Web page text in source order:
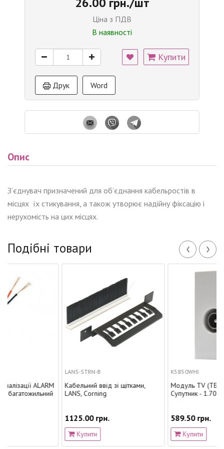
Ціна з ПДВ
В наявності
Купити
Друк Word
Опис
З’єднувач призначений для об’єднання кабельростів в
місцях їх стикування, а також утворює надійну фіксацію і
нерухомість на цих місцях.
Подібні товари ‹ ›
ALARM
LANS-STRN-B
Кабельний ввід зі щітками,
LANS, Corning
1125.00 грн.
Купити
K5850WHI
Модуль TV (ТБ - 950 МГц,
Супутник - 1.70 ГГц), MK
589.50 грн.
Купити